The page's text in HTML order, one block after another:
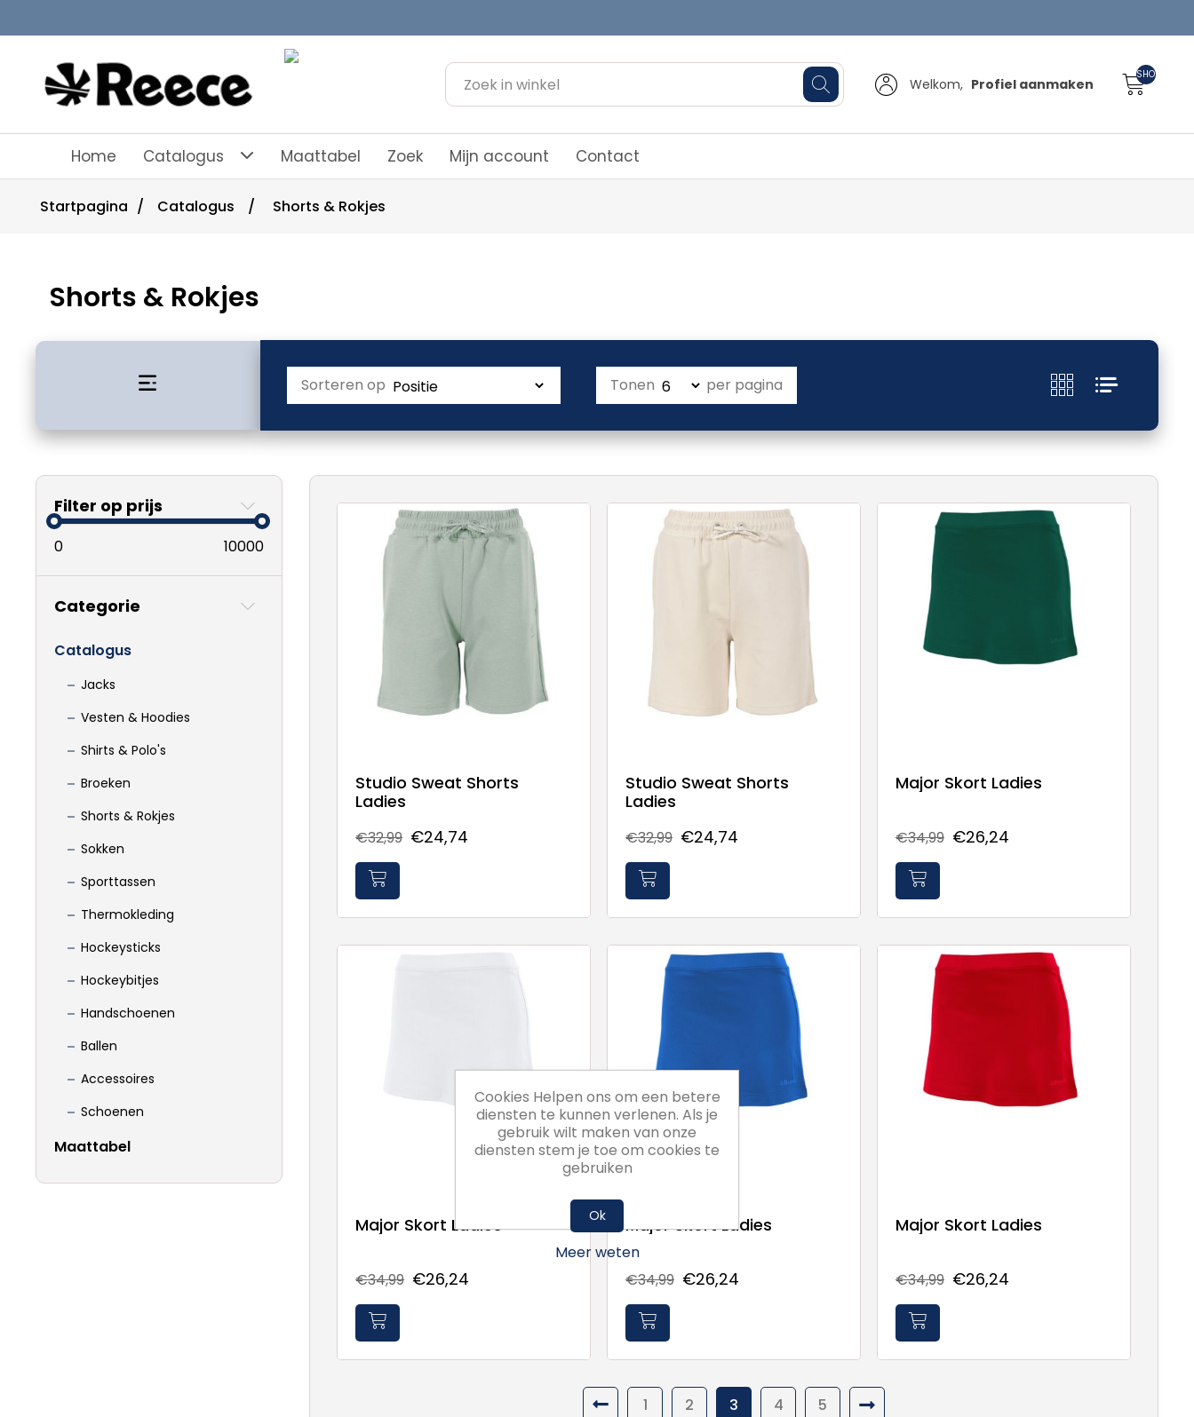
Welkom, Profiel aanmaken
Home Catalogus Maattabel Zoek Mijn account Contact
Startpagina / Catalogus / Shorts & Rokjes
Shorts & Rokjes
Sorteren op Tonen per pagina
Filter op prijs
0 10000
Categorie
Catalogus
Jacks
Vesten & Hoodies
Shirts & Polo's
Broeken
Shorts & Rokjes
Sokken
Sporttassen
Thermokleding
Hockeysticks
Hockeybitjes
Handschoenen
Ballen
Accessoires
Schoenen
Maattabel
Studio Sweat Shorts
Ladies
€32,99 €24,74
Studio Sweat Shorts
Ladies
€32,99 €24,74
Major Skort Ladies
€34,99 €26,24
Major Skort Ladies
€34,99 €26,24
Major Skort Ladies
€34,99 €26,24
Major Skort Ladies
€34,99 €26,24
1 2 3 4 5
Cookies Helpen ons om een betere
diensten te kunnen verlenen. Als je
gebruik wilt maken van onze
diensten stem je toe om cookies te
gebruiken
Ok
Meer weten